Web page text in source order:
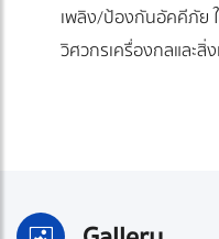
เพลิง/ป้องกันอัคคีภัย
วิศวกรเครื่องกลและสิ่